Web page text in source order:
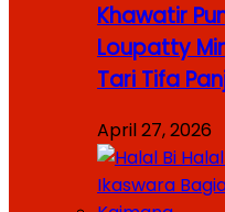
Khawatir
Loupatty
Tari Tifa
April 27, 2026